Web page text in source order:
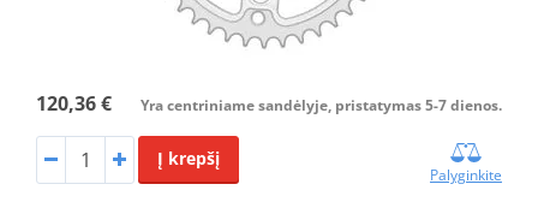
120,36 € Yra centriniame sandėlyje, pristatymas 5-7 dienos.
Į krepšį
Palyginkite